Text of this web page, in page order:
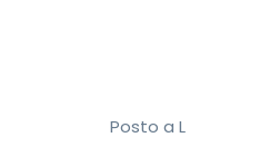
Posto a L